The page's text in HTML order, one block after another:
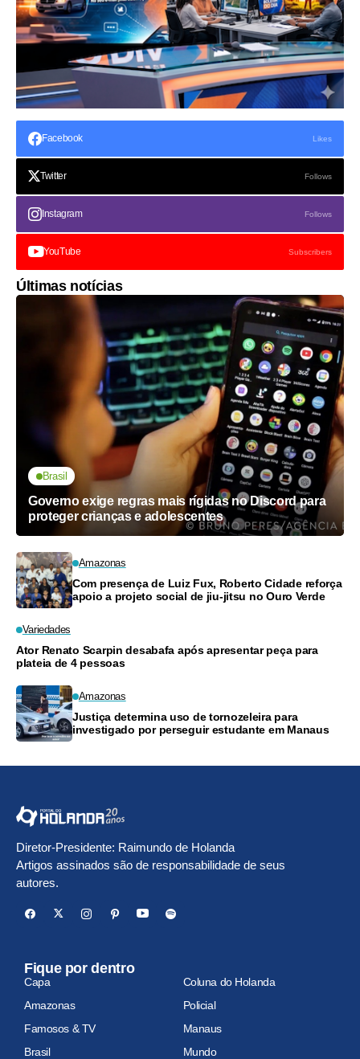
Facebook Likes
Twitter Follows
Instagram Follows
YouTube Subscribers
Últimas notícias
Brasil
Governo exige regras mais rígidas no Discord para
proteger crianças e adolescentes
Amazonas
Com presença de Luiz Fux, Roberto Cidade reforça
apoio a projeto social de jiu-jitsu no Ouro Verde
Variedades
Ator Renato Scarpin desabafa após apresentar peça para
plateia de 4 pessoas
Amazonas
Justiça determina uso de tornozeleira para
investigado por perseguir estudante em Manaus
Diretor-Presidente: Raimundo de Holanda
Artigos assinados são de responsabilidade de seus
autores.
Fique por dentro
Capa
Coluna do Holanda
Amazonas
Policial
Famosos & TV
Manaus
Brasil
Mundo